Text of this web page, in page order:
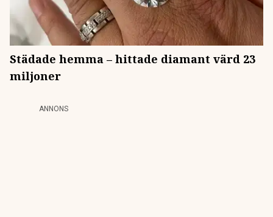
Städade hemma – hittade diamant värd 23
miljoner
ANNONS